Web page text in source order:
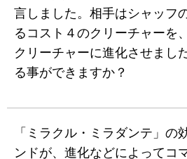
言しました。相手はシャッフ
るコスト４のクリーチャーを
クリーチャーに進化させまし
る事ができますか？
「ミラクル・ミラダンテ」の
ンドが、進化などによってコ